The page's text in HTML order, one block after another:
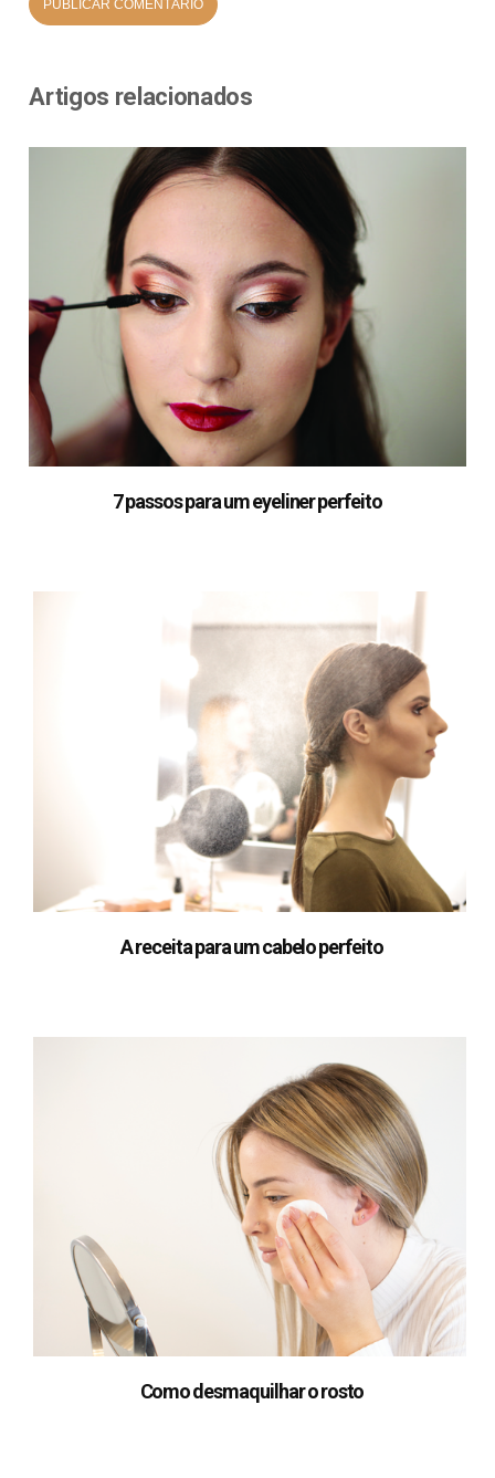
Artigos relacionados
7 passos para um eyeliner perfeito
A receita para um cabelo perfeito
Como desmaquilhar o rosto